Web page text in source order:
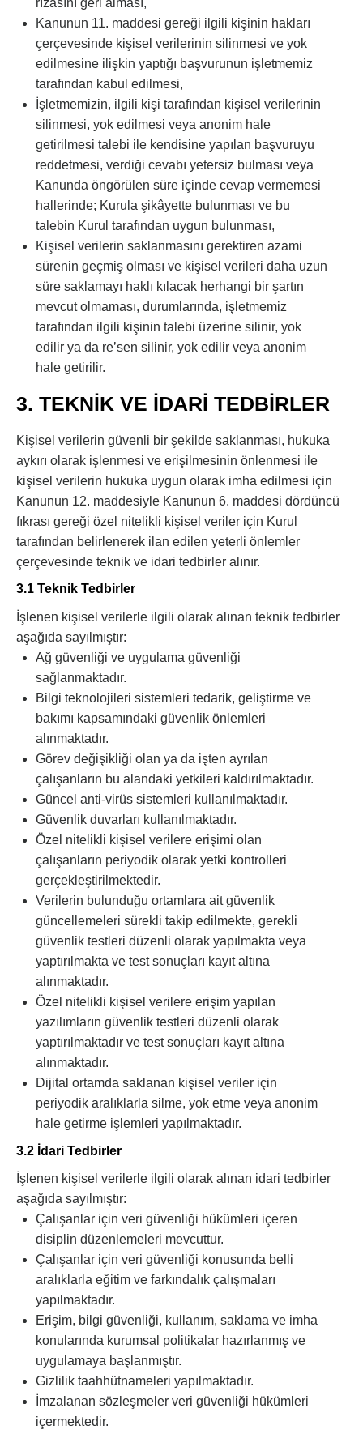
Kanunun 11. maddesi gereği ilgili kişinin hakları
çerçevesinde kişisel verilerinin silinmesi ve yok
edilmesine ilişkin yaptığı başvurunun işletmemiz
tarafından kabul edilmesi,
İşletmemizin, ilgili kişi tarafından kişisel verilerinin
silinmesi, yok edilmesi veya anonim hale
getirilmesi talebi ile kendisine yapılan başvuruyu
reddetmesi, verdiği cevabı yetersiz bulması veya
Kanunda öngörülen süre içinde cevap vermemesi
hallerinde; Kurula şikâyette bulunması ve bu
talebin Kurul tarafından uygun bulunması,
Kişisel verilerin saklanmasını gerektiren azami
sürenin geçmiş olması ve kişisel verileri daha uzun
süre saklamayı haklı kılacak herhangi bir şartın
mevcut olmaması, durumlarında, işletmemiz
tarafından ilgili kişinin talebi üzerine silinir, yok
edilir ya da re’sen silinir, yok edilir veya anonim
hale getirilir.
3. TEKNİK VE İDARİ TEDBİRLER
Kişisel verilerin güvenli bir şekilde saklanması, hukuka
aykırı olarak işlenmesi ve erişilmesinin önlenmesi ile
kişisel verilerin hukuka uygun olarak imha edilmesi için
Kanunun 12. maddesiyle Kanunun 6. maddesi dördüncü
fıkrası gereği özel nitelikli kişisel veriler için Kurul
tarafından belirlenerek ilan edilen yeterli önlemler
çerçevesinde teknik ve idari tedbirler alınır.
3.1 Teknik Tedbirler
İşlenen kişisel verilerle ilgili olarak alınan teknik tedbirler
aşağıda sayılmıştır:
Ağ güvenliği ve uygulama güvenliği
sağlanmaktadır.
Bilgi teknolojileri sistemleri tedarik, geliştirme ve
bakımı kapsamındaki güvenlik önlemleri
alınmaktadır.
Görev değişikliği olan ya da işten ayrılan
çalışanların bu alandaki yetkileri kaldırılmaktadır.
Güncel anti-virüs sistemleri kullanılmaktadır.
Güvenlik duvarları kullanılmaktadır.
Özel nitelikli kişisel verilere erişimi olan
çalışanların periyodik olarak yetki kontrolleri
gerçekleştirilmektedir.
Verilerin bulunduğu ortamlara ait güvenlik
güncellemeleri sürekli takip edilmekte, gerekli
güvenlik testleri düzenli olarak yapılmakta veya
yaptırılmakta ve test sonuçları kayıt altına
alınmaktadır.
Özel nitelikli kişisel verilere erişim yapılan
yazılımların güvenlik testleri düzenli olarak
yaptırılmaktadır ve test sonuçları kayıt altına
alınmaktadır.
Dijital ortamda saklanan kişisel veriler için
periyodik aralıklarla silme, yok etme veya anonim
hale getirme işlemleri yapılmaktadır.
3.2 İdari Tedbirler
İşlenen kişisel verilerle ilgili olarak alınan idari tedbirler
aşağıda sayılmıştır:
Çalışanlar için veri güvenliği hükümleri içeren
disiplin düzenlemeleri mevcuttur.
Çalışanlar için veri güvenliği konusunda belli
aralıklarla eğitim ve farkındalık çalışmaları
yapılmaktadır.
Erişim, bilgi güvenliği, kullanım, saklama ve imha
konularında kurumsal politikalar hazırlanmış ve
uygulamaya başlanmıştır.
Gizlilik taahhütnameleri yapılmaktadır.
İmzalanan sözleşmeler veri güvenliği hükümleri
içermektedir.